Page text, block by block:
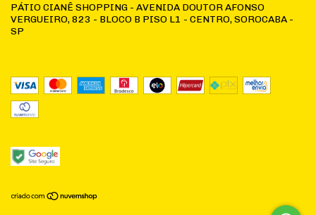
PÁTIO CIANÊ SHOPPING - AVENIDA DOUTOR AFONSO
VERGUEIRO, 823 - BLOCO B PISO L1 - CENTRO, SOROCABA -
SP